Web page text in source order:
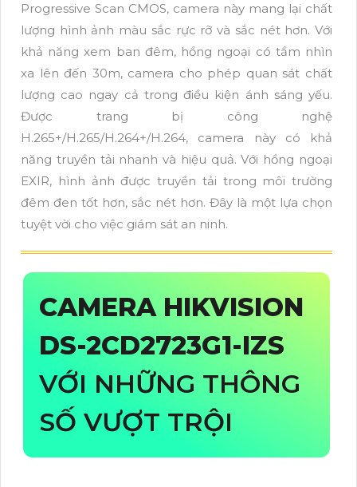
Progressive Scan CMOS, camera này mang lại chất
lượng hình ảnh màu sắc rực rỡ và sắc nét hơn. Với
khả năng xem ban đêm, hồng ngoại có tầm nhìn
xa lên đến 30m, camera cho phép quan sát chất
lượng cao ngay cả trong điều kiện ánh sáng yếu.
Được trang bị công nghệ
H.265+/H.265/H.264+/H.264, camera này có khả
năng truyền tải nhanh và hiệu quả. Với hồng ngoại
EXIR, hình ảnh được truyền tải trong môi trường
đêm đen tốt hơn, sắc nét hơn. Đây là một lựa chọn
tuyệt vời cho việc giám sát an ninh.
CAMERA HIKVISION
DS-2CD2723G1-IZS
VỚI NHỮNG THÔNG
SỐ VƯỢT TRỘI